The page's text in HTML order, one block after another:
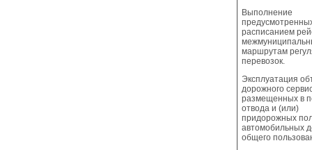
Выполнение
расписанием
маршрутам
перевозок.
Эксплуатация
дорожного
размещенных в
отвода и (или)
придорожных
автомобильных
общего